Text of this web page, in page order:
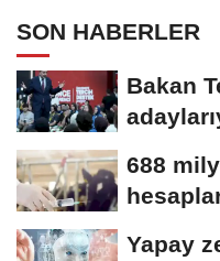
SON HABERLER
Bakan
688
Yapay